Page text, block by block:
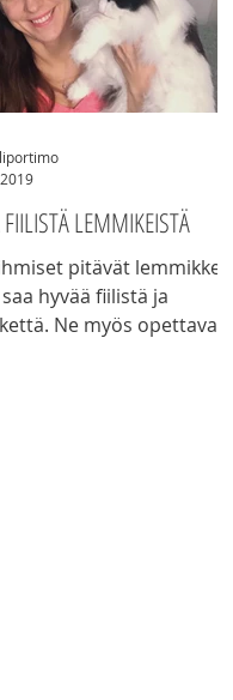
FIILISTÄ LEMMIKEISTÄ
pitävät lemmikkejä?
hyvää fiilistä ja
Ne myös opettavat